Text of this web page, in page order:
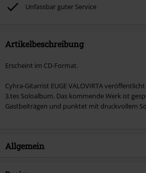
Unfassbar guter Service
Artikelbeschreibung
Erscheint im CD-Format.
Cyhra-Gitarrist EUGE VALOVIRTA
3.tes Soloalbum. Das kommende Werk ist
Gastbeiträgen und punktet mit druckvollem
Allgemein
Artikelnummer: